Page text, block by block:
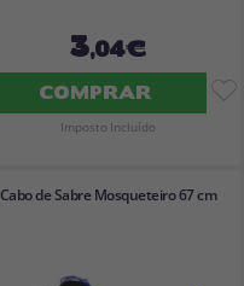
3,04€
COMPRAR
Imposto Incluído
Cabo de Sabre Mosqueteiro 67 cm